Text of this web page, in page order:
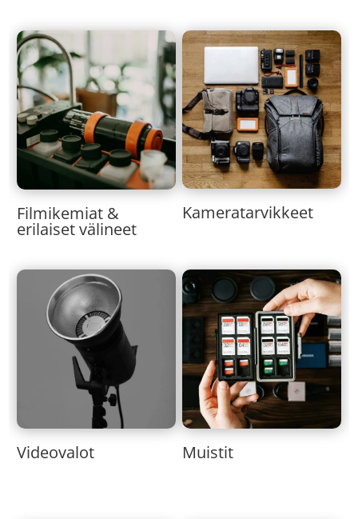
Filmikemiat &
erilaiset välineet
Kameratarvikkeet
Videovalot Muistit